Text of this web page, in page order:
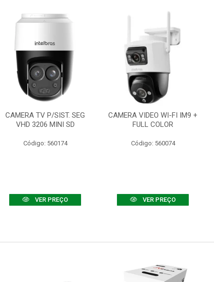
CAMERA TV P/SIST. SEG
VHD 3206 MINI SD
Código: 560174
VER PREÇO
CAMERA VIDEO WI-FI IM9 +
FULL COLOR
Código: 560074
VER PREÇO